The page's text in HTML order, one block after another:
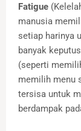
Fatigue
manusia
setiap harinya
banyak
(seperti
memilih menu
tersisa untuk
berdampak